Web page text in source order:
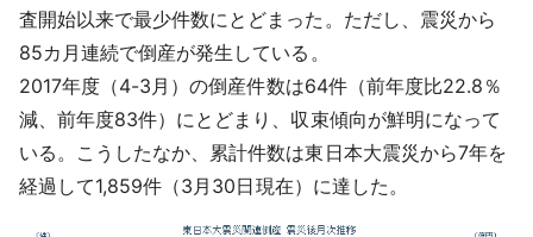
よくあるご質問
English
査開始以来で最少件数にとどまった。ただし、震災から
85カ月連続で倒産が発生している。
2017年度（4-3月）の倒産件数は64件（前年度比22.8％
減、前年度83件）にとどまり、収束傾向が鮮明になって
いる。こうしたなか、累計件数は東日本大震災から7年を
経過して1,859件（3月30日現在）に達した。